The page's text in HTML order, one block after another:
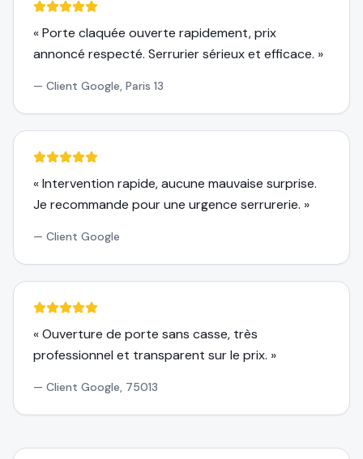
«Porte claquée ouverte rapidement, prix
annoncé respecté. Serrurier sérieux et efficace. »
— Client Google, Paris 13
«Intervention rapide, aucune mauvaise surprise.
Je recommande pour une urgence serrurerie. »
— Client Google
«Ouverture de porte sans casse, très
professionnel et transparent sur le prix. »
— Client Google, 75013